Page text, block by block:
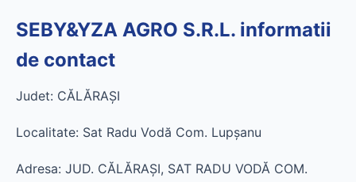
SEBY&YZA AGRO S.R.L. informatii
de contact
Judet: CĂLĂRAŞI
Localitate: Sat Radu Vodă Com. Lupşanu
Adresa: JUD. CĂLĂRAŞI, SAT RADU VODĂ COM.